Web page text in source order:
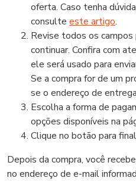
oferta. Caso tenha
consulte este artigo.
Revise todos os
continuar. Confira com
ele será usado para
Se a compra for de um
se o endereço de
Escolha a forma de
opções disponíveis na
Clique no botão para
Depois da compra, você
no endereço de e-mail